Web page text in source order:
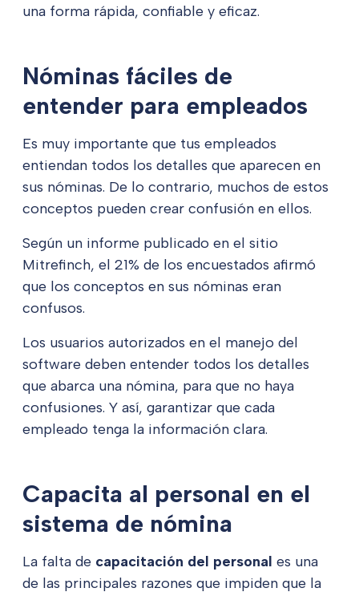
una forma rápida, confiable y eficaz.
Nóminas fáciles de
entender para empleados
Es muy importante que tus empleados
entiendan todos los detalles que aparecen en
sus nóminas. De lo contrario, muchos de estos
conceptos pueden crear confusión en ellos.
Según un informe publicado en el sitio
Mitrefinch, el 21% de los encuestados afirmó
que los conceptos en sus nóminas eran
confusos.
Los usuarios autorizados en el manejo del
software deben entender todos los detalles
que abarca una nómina, para que no haya
confusiones. Y así, garantizar que cada
empleado tenga la información clara.
Capacita al personal en el
sistema de nómina
La falta de capacitación del personal es una
de las principales razones que impiden que la